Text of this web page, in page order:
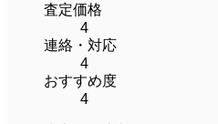
査定価格
4
連絡・対応
4
おすすめ度
4